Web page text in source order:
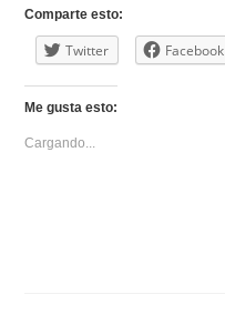
Comparte esto:
Twitter Facebook
Me gusta esto:
Cargando...